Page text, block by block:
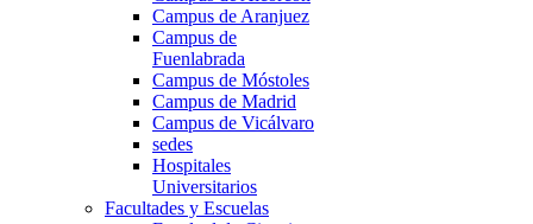
Campus de Aranjuez
Campus de
Fuenlabrada
Campus de Móstoles
Campus de Madrid
Campus de Vicálvaro
sedes
Hospitales
Universitarios
Facultades y Escuelas